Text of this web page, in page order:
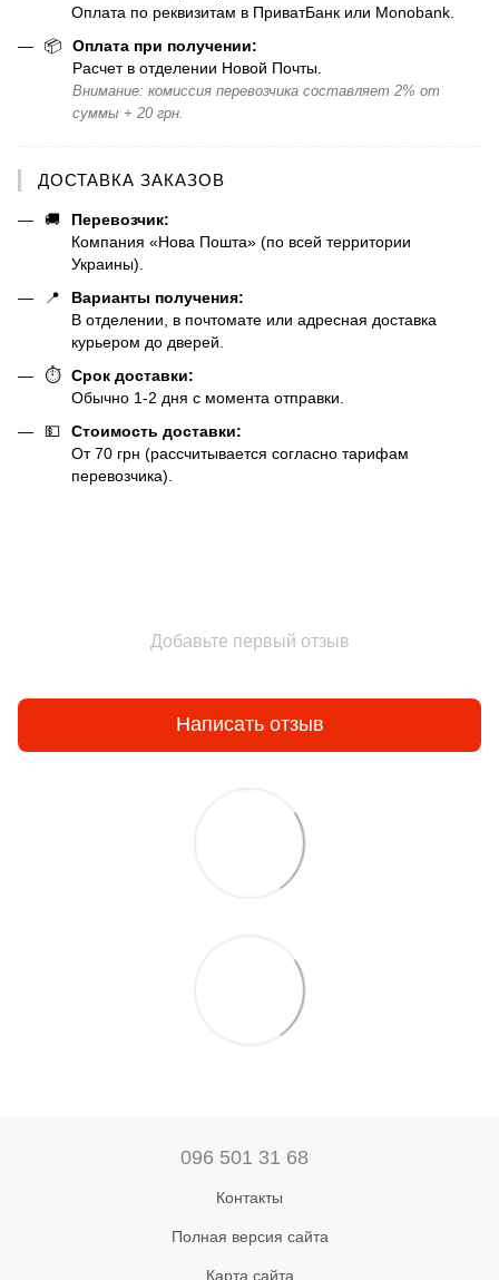
Оплата по реквизитам в ПриватБанк или Monobank.
📦
Оплата при получении:
Расчет в отделении Новой Почты.
Внимание: комиссия перевозчика составляет 2% от
суммы + 20 грн.
ДОСТАВКА ЗАКАЗОВ
🚚
Перевозчик:
Компания «Нова Пошта» (по всей территории
Украины).
📍
Варианты получения:
В отделении, в почтомате или адресная доставка
курьером до дверей.
⏱️
Срок доставки:
Обычно 1-2 дня с момента отправки.
💵
Стоимость доставки:
От 70 грн (рассчитывается согласно тарифам
перевозчика).
Добавьте первый отзыв
Написать отзыв
096 501 31 68
Контакты
Полная версия сайта
Карта сайта